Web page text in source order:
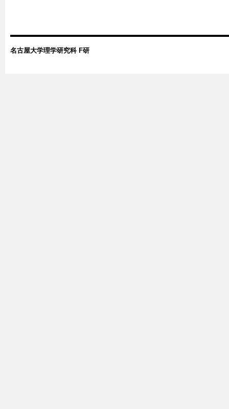
名古屋大学理学研究科 F研